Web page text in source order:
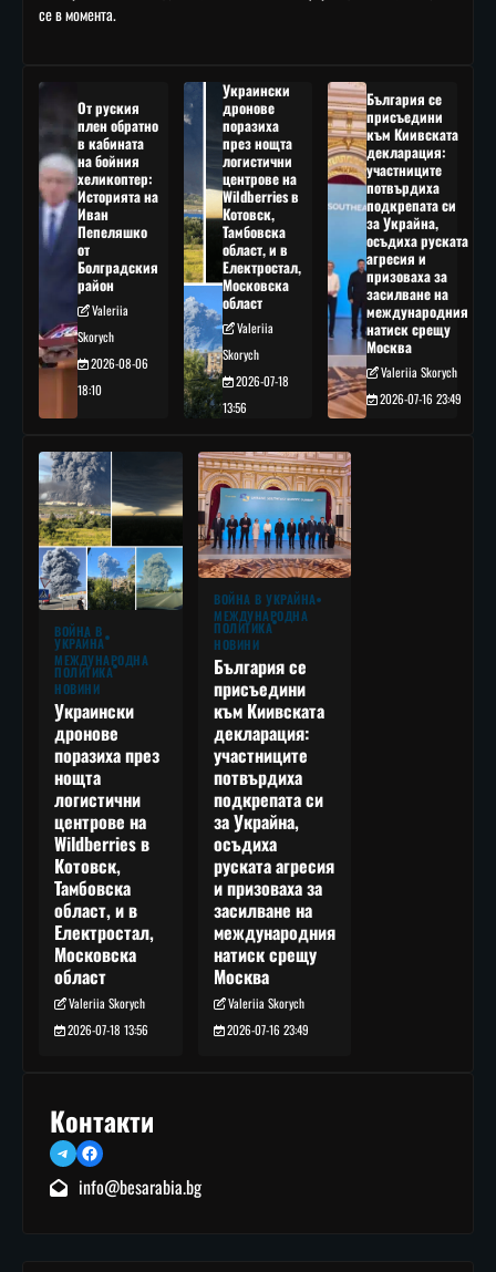
се в момента.
От руския
плен обратно
в кабината
на бойния
хеликоптер:
Историята на
Иван
Пепеляшко
от
Болградския
район
Valeriia
Skorych
2026-08-06
18:10
Украински
дронове
поразиха
през нощта
логистични
центрове на
Wildberries в
Котовск,
Тамбовска
област, и в
Електростал,
Московска
област
Valeriia
Skorych
2026-07-18
13:56
България се
присъедини
към Киивската
декларация:
участниците
потвърдиха
подкрепата си
за Украйна,
осъдиха руската
агресия и
призоваха за
засилване на
международния
натиск срещу
Москва
Valeriia Skorych
2026-07-16 23:49
ВОЙНА В
УКРАЙНА
МЕЖДУНАРОДНА
ПОЛИТИКА
НОВИНИ
Украински
дронове
поразиха през
нощта
логистични
центрове на
Wildberries в
Котовск,
Тамбовска
област, и в
Електростал,
Московска
област
Valeriia Skorych
2026-07-18 13:56
ВОЙНА В УКРАЙНА
МЕЖДУНАРОДНА
ПОЛИТИКА
НОВИНИ
България се
присъедини
към Киивската
декларация:
участниците
потвърдиха
подкрепата си
за Украйна,
осъдиха
руската агресия
и призоваха за
засилване на
международния
натиск срещу
Москва
Valeriia Skorych
2026-07-16 23:49
Контакти
TelegramFacebook
info@besarabia.bg